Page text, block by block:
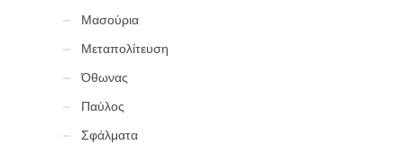
Μασούρια
Μεταπολίτευση
Όθωνας
Παύλος
Σφάλματα